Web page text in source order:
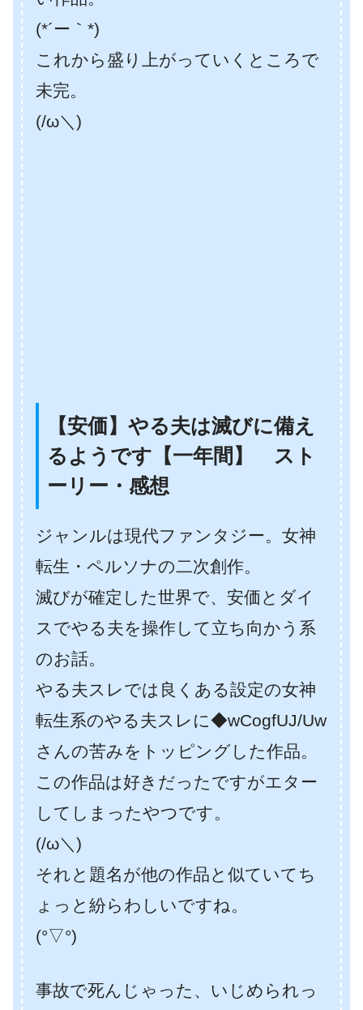
(*´ー｀*)
これから盛り上がっていくところで
未完。
(/ω＼)
【安価】やる夫は滅びに備え
るようです【一年間】 スト
ーリー・感想
ジャンルは現代ファンタジー。女神
転生・ペルソナの二次創作。
滅びが確定した世界で、安価とダイ
スでやる夫を操作して立ち向かう系
のお話。
やる夫スレでは良くある設定の女神
転生系のやる夫スレに◆wCogfUJ/Uw
さんの苦みをトッピングした作品。
この作品は好きだったですがエター
してしまったやつです。
(/ω＼)
それと題名が他の作品と似ていてち
ょっと紛らわしいですね。
(°▽°)
事故で死んじゃった、いじめられっ